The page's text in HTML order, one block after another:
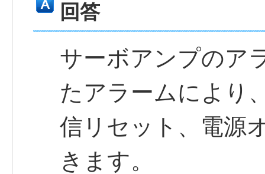
回答
サーボアンプのア
たアラームにより
信リセット、電源
きます。